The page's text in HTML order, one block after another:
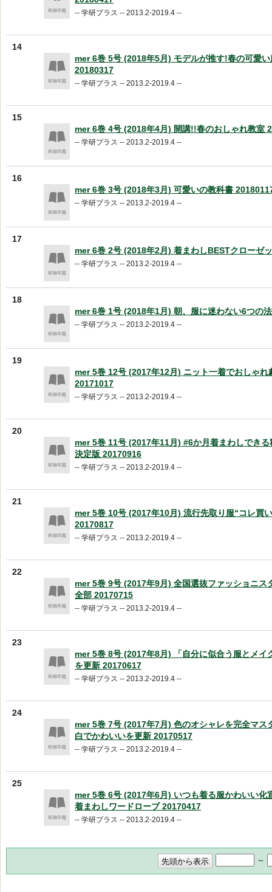
-- 学研プラス -- 2013.2-2019.4 --
14
mer 6巻 5号 (2018年5月) モデルが推す!春の可愛い
20180317
-- 学研プラス -- 2013.2-2019.4 --
15
mer 6巻 4号 (2018年4月) 開講!!春のおしゃれ教室
-- 学研プラス -- 2013.2-2019.4 --
16
mer 6巻 3号 (2018年3月) 可愛いの教科書
-- 学研プラス -- 2013.2-2019.4 --
17
mer 6巻 2号 (2018年2月) 着まわしBESTクローゼ
-- 学研プラス -- 2013.2-2019.4 --
18
mer 6巻 1号 (2018年1月) 朝、服に迷わない6つの
-- 学研プラス -- 2013.2-2019.4 --
19
mer 5巻 12号 (2017年12月) ニット一着でおしゃれ
20171017
-- 学研プラス -- 2013.2-2019.4 --
20
mer 5巻 11号 (2017年11月) #6か月着まわしできる
決定版 20170916
-- 学研プラス -- 2013.2-2019.4 --
21
mer 5巻 10号 (2017年10月) 流行先取り服“コレ買
20170817
-- 学研プラス -- 2013.2-2019.4 --
22
mer 5巻 9号 (2017年9月) 全国選抜ファッショニス
全部 20170715
-- 学研プラス -- 2013.2-2019.4 --
23
mer 5巻 8号 (2017年8月) 「自分に似合う服とメイ
を更新 20170617
-- 学研プラス -- 2013.2-2019.4 --
24
mer 5巻 7号 (2017年7月) 色のオシャレを完全マス
白でかわいいを更新 20170517
-- 学研プラス -- 2013.2-2019.4 --
25
mer 5巻 6号 (2017年6月) いつも着る服かわいい化
着まわしワードローブ 20170417
-- 学研プラス -- 2013.2-2019.4 --
～